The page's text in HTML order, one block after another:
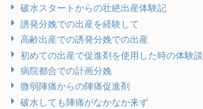
破水スタートからの壮絶出産体験記
誘発分娩での出産を経験して
高齢出産での誘発分娩での出産
初めての出産で促進剤を使用した時の体験談
病院都合での計画分娩
微弱陣痛からの陣痛促進剤
破水しても陣痛がなかなか来ず